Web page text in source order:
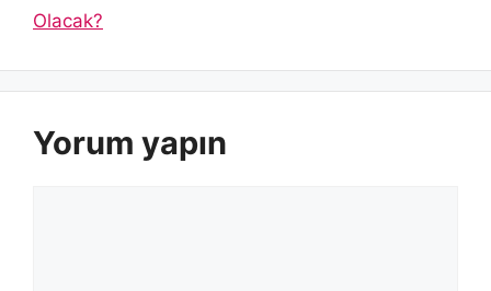
Olacak?
Yorum yapın